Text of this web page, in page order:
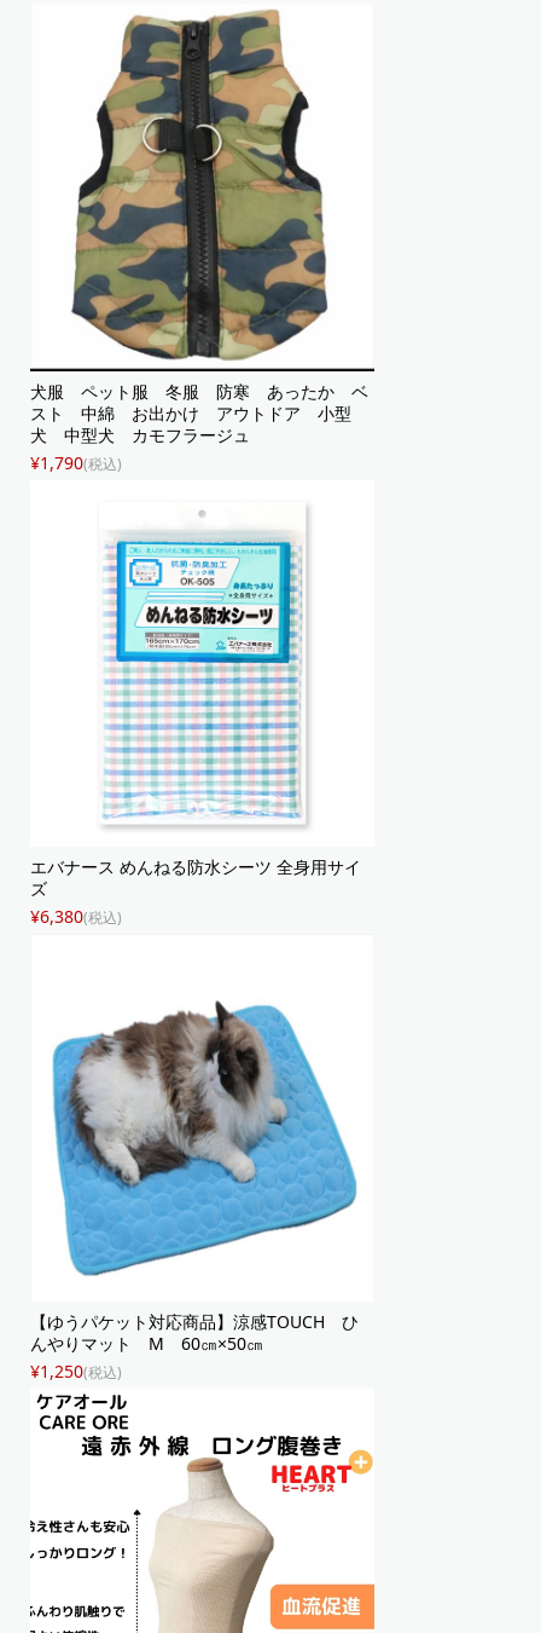
犬服 ペット服 冬服 防寒 あったか ベ
スト 中綿 お出かけ アウトドア 小型
犬 中型犬 カモフラージュ
¥1,790(税込)
エバナース めんねる防水シーツ 全身用サイ
ズ
¥6,380(税込)
【ゆうパケット対応商品】涼感TOUCH ひ
んやりマット M 60㎝×50㎝
¥1,250(税込)